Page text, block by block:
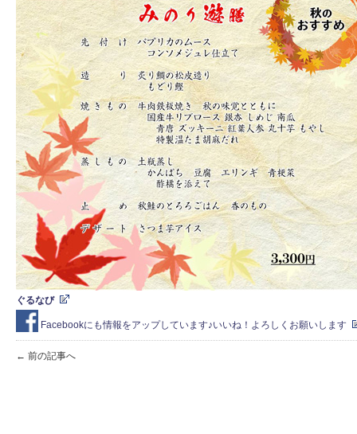
ぐるなび
Facebookにも情報をアップしています♪いいね！よろしくお願いします
← 前の記事へ